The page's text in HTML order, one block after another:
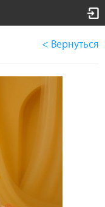
< Вернуться